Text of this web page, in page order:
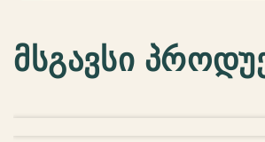
მსგავსი